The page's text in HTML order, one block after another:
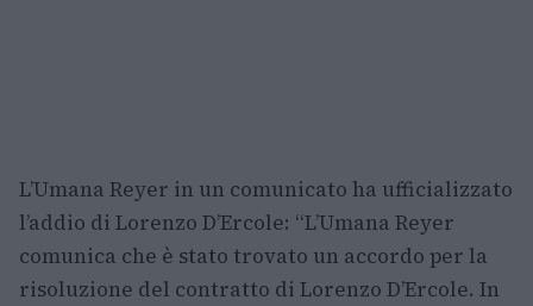
L’Umana Reyer in un comunicato ha ufficializzato
l’addio di Lorenzo D’Ercole: “L’Umana Reyer
comunica che è stato trovato un accordo per la
risoluzione del contratto di Lorenzo D’Ercole. In